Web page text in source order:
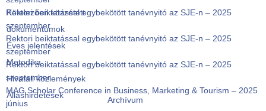
Kötelezően közzétett
dokumentumok
Éves jelentések
Metodika
Hivatali közlemények
Álláshirdetések
Archívum
Rektori beiktatással egybekötött tanévnyitó az SJE-n – 2025
szeptember
Rektori beiktatással egybekötött tanévnyitó az SJE-n – 2025
szeptember
Rektori beiktatással egybekötött tanévnyitó az SJE-n – 2025
szeptember
MAG Scholar Conference in Business, Marketing & Tourism – 2025
június